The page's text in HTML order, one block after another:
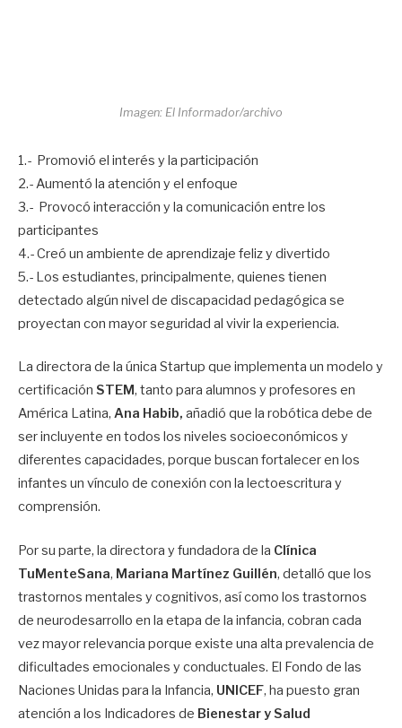
Imagen: El Informador/archivo
1.- Promovió el interés y la participación
2.- Aumentó la atención y el enfoque
3.- Provocó interacción y la comunicación entre los
participantes
4.- Creó un ambiente de aprendizaje feliz y divertido
5.- Los estudiantes, principalmente, quienes tienen
detectado algún nivel de discapacidad pedagógica se
proyectan con mayor seguridad al vivir la experiencia.
La directora de la única Startup que implementa un modelo y
certificación STEM, tanto para alumnos y profesores en
América Latina, Ana Habib, añadió que la robótica debe de
ser incluyente en todos los niveles socioeconómicos y
diferentes capacidades, porque buscan fortalecer en los
infantes un vínculo de conexión con la lectoescritura y
comprensión.
Por su parte, la directora y fundadora de la Clínica
TuMenteSana, Mariana Martínez Guillén, detalló que los
trastornos mentales y cognitivos, así como los trastornos
de neurodesarrollo en la etapa de la infancia, cobran cada
vez mayor relevancia porque existe una alta prevalencia de
dificultades emocionales y conductuales. El Fondo de las
Naciones Unidas para la Infancia, UNICEF, ha puesto gran
atención a los Indicadores de Bienestar y Salud